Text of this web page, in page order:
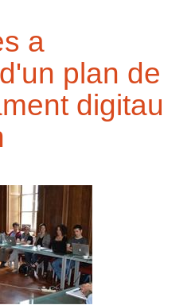
a
plan de
digitau